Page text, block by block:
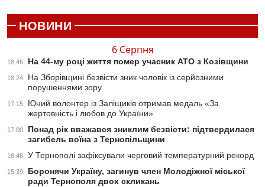
НОВИНИ
6 Серпня
18:46 На 44-му році життя помер учасник АТО з Козівщини
18:24
На Зборівщині безвісти зник чоловік із серйозними
порушеннями зору
17:15
Юний волонтер із Заліщиків отримав медаль «За
жертовність і любов до України»
17:00
Понад рік вважався зниклим безвісти: підтвердилася
загибель воїна з Тернопільщини
16:48 У Тернополі зафіксували черговий температурний рекорд
15:39
Боронячи Україну, загинув член Молодіжної міської
ради Тернополя двох скликань